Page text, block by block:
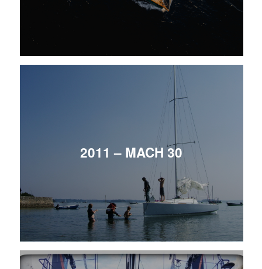
2011 – MACH 30